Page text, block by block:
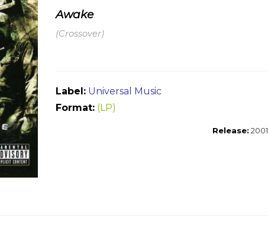
Awake
(Crossover)
Label: Universal Music
Format: (LP)
Release: 2001